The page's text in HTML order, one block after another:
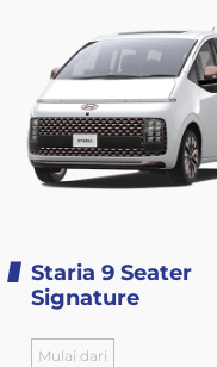
Staria 9 Seater
Signature
Mulai dari